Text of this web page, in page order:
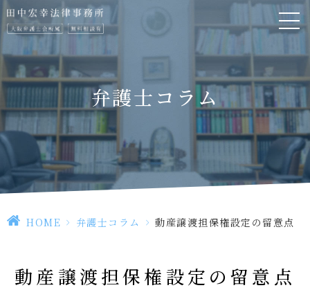
弁護士コラム
HOME > 弁護士コラム > 動産譲渡担保権設定の留意点
動産譲渡担保権設定の留意点